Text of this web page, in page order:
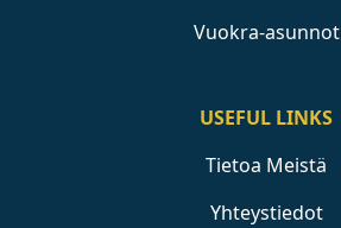
Vuokra-asunnot
USEFUL LINKS
Tietoa Meistä
Yhteystiedot